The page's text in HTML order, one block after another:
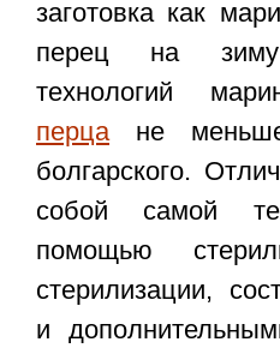
заготовка как
перец на зиму
технологий
перцане
болгарского.
собой самой
помощью
стерилизации,
и